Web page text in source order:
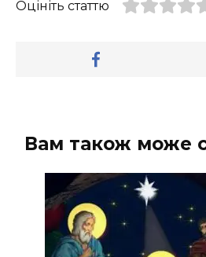
Оцініть статтю
Вам також може